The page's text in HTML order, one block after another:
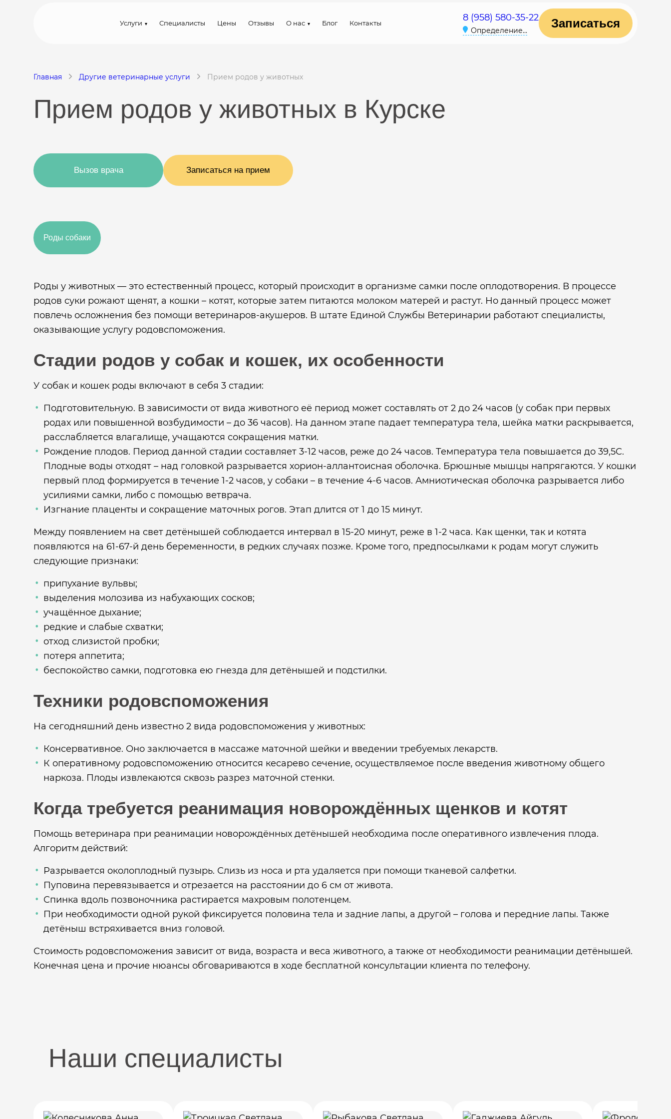
Услуги Специалисты Цены Отзывы О нас Блог Контакты
8 (958) 580-35-22
Определение...
Записаться
Главная Другие ветеринарные услуги Прием родов у животных
Прием родов у животных в Курске
Вызов врача Записаться на прием
Роды собаки
Роды у животных — это естественный процесс, который происходит в организме самки после оплодотворения. В процессе
родов суки рожают щенят, а кошки – котят, которые затем питаются молоком матерей и растут. Но данный процесс может
повлечь осложнения без помощи ветеринаров-акушеров. В штате Единой Службы Ветеринарии работают специалисты,
оказывающие услугу родовспоможения.
Стадии родов у собак и кошек, их особенности
У собак и кошек роды включают в себя 3 стадии:
Подготовительную. В зависимости от вида животного её период может составлять от 2 до 24 часов (у собак при первых
родах или повышенной возбудимости – до 36 часов). На данном этапе падает температура тела, шейка матки раскрывается,
расслабляется влагалище, учащаются сокращения матки.
Рождение плодов. Период данной стадии составляет 3-12 часов, реже до 24 часов. Температура тела повышается до 39,5C.
Плодные воды отходят – над головкой разрывается хорион-аллантоисная оболочка. Брюшные мышцы напрягаются. У кошки
первый плод формируется в течение 1-2 часов, у собаки – в течение 4-6 часов. Амниотическая оболочка разрывается либо
усилиями самки, либо с помощью ветврача.
Изгнание плаценты и сокращение маточных рогов. Этап длится от 1 до 15 минут.
Между появлением на свет детёнышей соблюдается интервал в 15-20 минут, реже в 1-2 часа. Как щенки, так и котята
появляются на 61-67-й день беременности, в редких случаях позже. Кроме того, предпосылками к родам могут служить
следующие признаки:
припухание вульвы;
выделения молозива из набухающих сосков;
учащённое дыхание;
редкие и слабые схватки;
отход слизистой пробки;
потеря аппетита;
беспокойство самки, подготовка ею гнезда для детёнышей и подстилки.
Техники родовспоможения
На сегодняшний день известно 2 вида родовспоможения у животных:
Консервативное. Оно заключается в массаже маточной шейки и введении требуемых лекарств.
К оперативному родовспоможению относится кесарево сечение, осуществляемое после введения животному общего
наркоза. Плоды извлекаются сквозь разрез маточной стенки.
Когда требуется реанимация новорождённых щенков и котят
Помощь ветеринара при реанимации новорождённых детёнышей необходима после оперативного извлечения плода.
Алгоритм действий:
Разрывается околоплодный пузырь. Слизь из носа и рта удаляется при помощи тканевой салфетки.
Пуповина перевязывается и отрезается на расстоянии до 6 см от живота.
Спинка вдоль позвоночника растирается махровым полотенцем.
При необходимости одной рукой фиксируется половина тела и задние лапы, а другой – голова и передние лапы. Также
детёныш встряхивается вниз головой.
Стоимость родовспоможения зависит от вида, возраста и веса животного, а также от необходимости реанимации детёнышей.
Конечная цена и прочие нюансы обговариваются в ходе бесплатной консультации клиента по телефону.
Наши специалисты